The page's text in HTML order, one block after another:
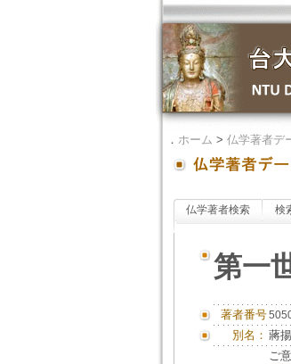
． ホーム > 仏学著者デ
仏学著者検索 検
第一
著者番号
別名： 蔣
ご